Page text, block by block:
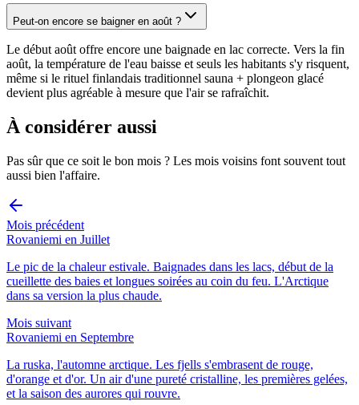
Peut-on encore se baigner en août ?
Le début août offre encore une baignade en lac correcte. Vers la fin
août, la température de l'eau baisse et seuls les habitants s'y risquent,
même si le rituel finlandais traditionnel sauna + plongeon glacé
devient plus agréable à mesure que l'air se rafraîchit.
À considérer aussi
Pas sûr que ce soit le bon mois ? Les mois voisins font souvent tout
aussi bien l'affaire.
Mois précédent
Rovaniemi en Juillet
Le pic de la chaleur estivale. Baignades dans les lacs, début de la
cueillette des baies et longues soirées au coin du feu. L'Arctique
dans sa version la plus chaude.
Mois suivant
Rovaniemi en Septembre
La ruska, l'automne arctique. Les fjells s'embrasent de rouge,
d'orange et d'or. Un air d'une pureté cristalline, les premières gelées,
et la saison des aurores qui rouvre.